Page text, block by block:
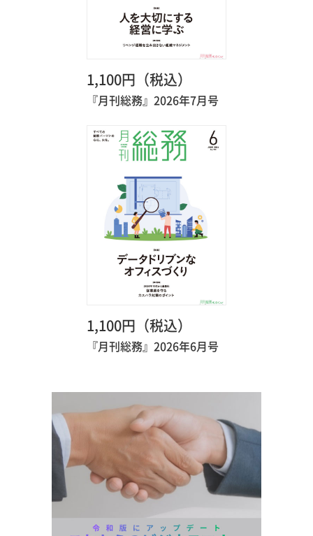
1,100円（税込）
『月刊総務』2026年7月号
1,100円（税込）
『月刊総務』2026年6月号